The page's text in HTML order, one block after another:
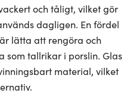
och tåligt, vilket gör
dagligen. En fördel
lätta att rengöra och
som tallrikar i porslin. Glas
material, vilket